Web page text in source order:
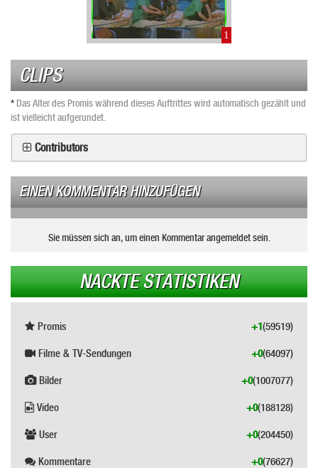
1
CLIPS
* Das Alter des Promis während dieses Auftrittes wird automatisch gezählt und
ist vielleicht aufgerundet.
Contributors
EINEN KOMMENTAR HINZUFÜGEN
Sie müssen sich an, um einen Kommentar angemeldet sein.
NACKTE STATISTIKEN
Promis (59519)
+1
Filme & TV-Sendungen (64097)
+0
Bilder (1007077)
+0
Video (188128)
+0
User (204450)
+0
Kommentare (76627)
+0